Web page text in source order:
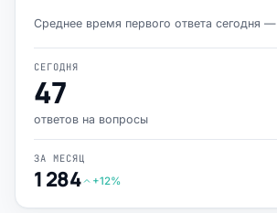
Среднее время первого ответа сегодня —
СЕГОДНЯ
47
ответов на вопросы
ЗА МЕСЯЦ
1 284 +12%